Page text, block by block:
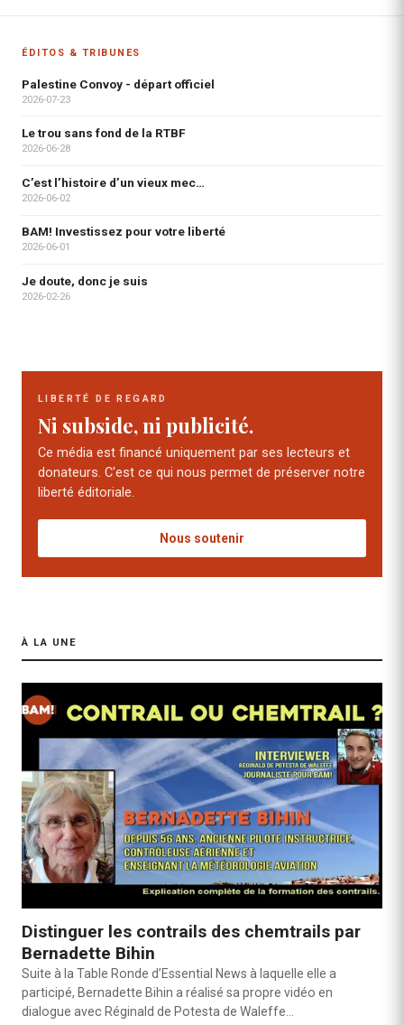
ÉDITOS & TRIBUNES
Palestine Convoy - départ officiel
2026-07-23
Le trou sans fond de la RTBF
2026-06-28
C’est l’histoire d’un vieux mec…
2026-06-02
BAM! Investissez pour votre liberté
2026-06-01
Je doute, donc je suis
2026-02-26
LIBERTÉ DE REGARD
Ni subside, ni publicité.
Ce média est financé uniquement par ses lecteurs et
donateurs. C'est ce qui nous permet de préserver notre
liberté éditoriale.
Nous soutenir
À LA UNE
Distinguer les contrails des chemtrails par
Bernadette Bihin
Suite à la Table Ronde d’Essential News à laquelle elle a
participé, Bernadette Bihin a réalisé sa propre vidéo en
dialogue avec Réginald de Potesta de Waleffe…